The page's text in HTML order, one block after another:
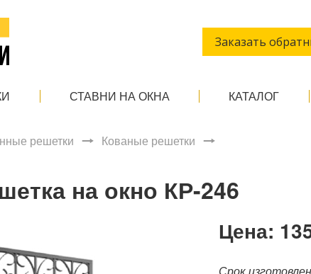
Заказать
СТАВНИ НА ОКНА КАТАЛОГ
решетки Кованые решетки
на окно КР-246
Цена:
Срок